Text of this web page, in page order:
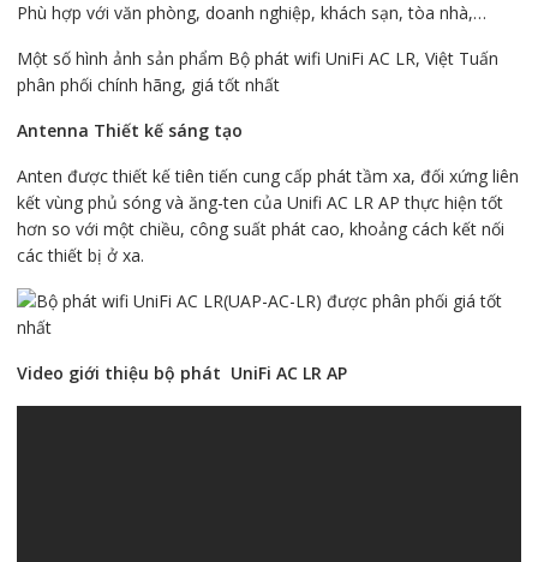
Phù hợp với văn phòng, doanh nghiệp, khách sạn, tòa nhà,…
Một số hình ảnh sản phẩm Bộ phát wifi UniFi AC LR, Việt Tuấn
phân phối chính hãng, giá tốt nhất
Antenna Thiết kế sáng tạo
Anten được thiết kế tiên tiến cung cấp phát tầm xa, đối xứng liên
kết vùng phủ sóng và ăng-ten của Unifi AC LR AP thực hiện tốt
hơn so với một chiều, công suất phát cao, khoảng cách kết nối
các thiết bị ở xa.
Video giới thiệu bộ phát UniFi AC LR AP